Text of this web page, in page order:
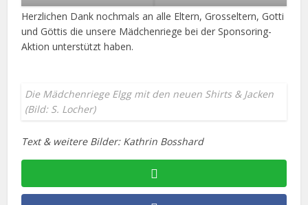
Herzlichen Dank nochmals an alle Eltern, Grosseltern, Gotti
und Göttis die unsere Mädchenriege bei der Sponsoring-
Aktion unterstützt haben.
Die Mädchenriege Elgg mit den neuen Shirts & Jacken
(Bild: S. Locher)
Text & weitere Bilder: Kathrin Bosshard